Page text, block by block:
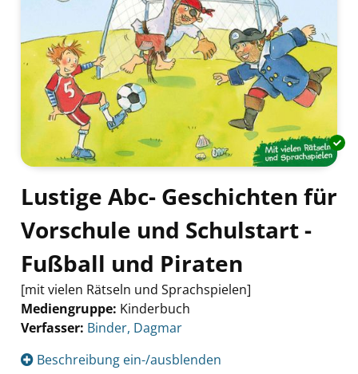
Lustige Abc- Geschichten für
Vorschule und Schulstart -
Fußball und Piraten
[mit vielen Rätseln und Sprachspielen]
Mediengruppe: Kinderbuch
Verfasser: Suche nach diesem Verfasser
Binder, Dagmar
Beschreibung ein-/ausblenden